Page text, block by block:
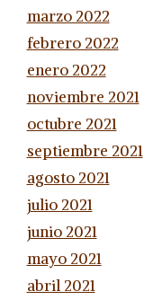
marzo 2022
febrero 2022
enero 2022
noviembre 2021
octubre 2021
septiembre 2021
agosto 2021
julio 2021
junio 2021
mayo 2021
abril 2021